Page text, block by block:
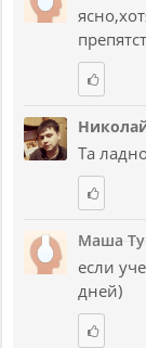
Та
Маша
если
дней)